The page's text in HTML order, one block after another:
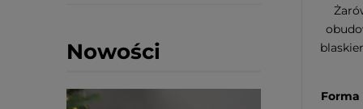
Nowości
Forma